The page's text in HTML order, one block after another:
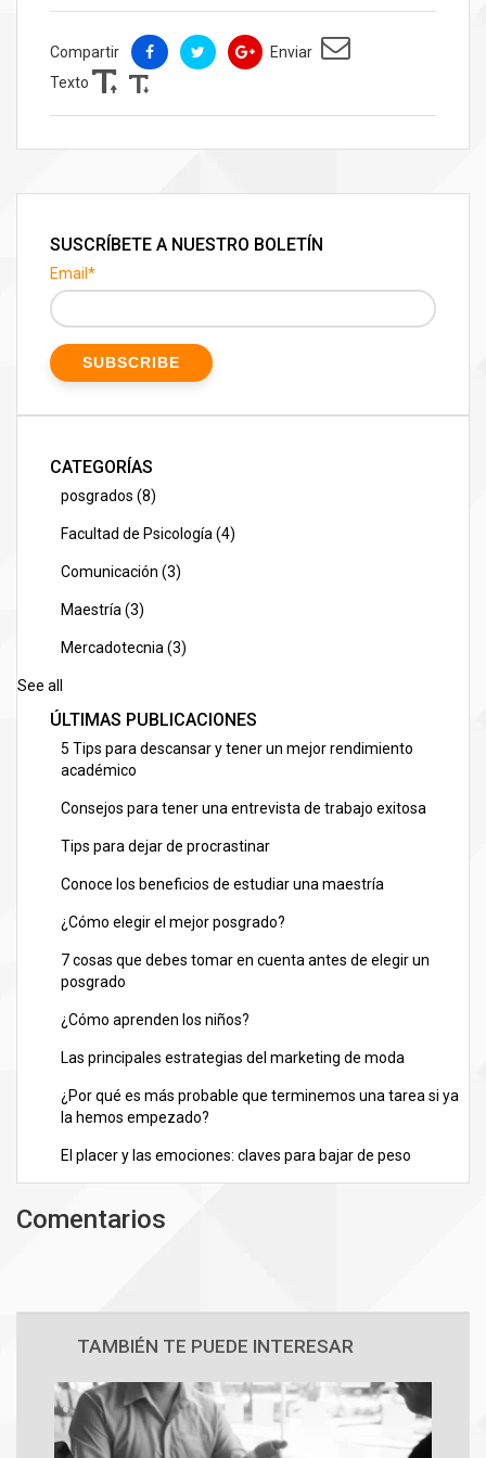
Compartir
Enviar
Texto
SUSCRÍBETE A NUESTRO BOLETÍN
Email *
CATEGORÍAS
posgrados (8)
Facultad de Psicología(4)
Comunicación (3)
Maestría(3)
Mercadotecnia(3)
See all
ÚLTIMAS PUBLICACIONES
5 Tips para descansar y tener un mejor rendimiento
académico
Consejos para tener una entrevista de trabajo exitosa
Tips para dejar de procrastinar
Conoce los beneficios de estudiar una maestría
¿Cómo elegir el mejor posgrado?
7 cosas que debes tomar en cuenta antes de elegir un
posgrado
¿Cómo aprenden los niños?
Las principales estrategias del marketing de moda
¿Por qué es más probable que terminemos una tarea si ya
la hemos empezado?
El placer y las emociones: claves para bajar de peso
Comentarios
TAMBIÉN TE PUEDE INTERESAR